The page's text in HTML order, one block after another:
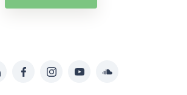
LinkedInFacebookInstagramYouTubeSoundcloud